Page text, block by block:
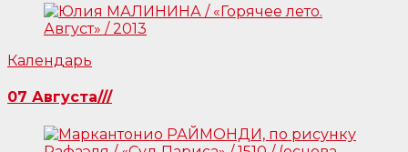
Календарь
07 Августа///